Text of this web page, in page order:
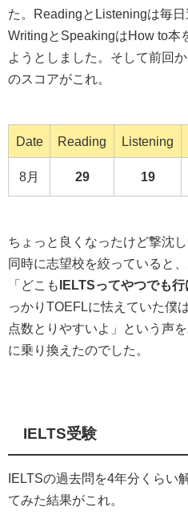
た。ReadingとListeningは毎日
WritingとSpeakingはHow to本
ようとしました。そして前回
のスコアがこれ。
Date Reading Listening
8月 29 19
ちょっと良くなったけど撃沈
同時に志望校を絞っていると
「どこも IELTSってやつでも
っかりTOEFLに怯えていた僕
点数とりやすいよ」という声
に乗り換えたのでした。
IELTS受験
IELTSの過去問を4年分くらい
てみた結果がこれ。